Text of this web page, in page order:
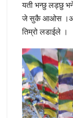
यती भन्छु लड्छु
जे सुकै आओस ।आज
तिम्रो लडाईले ।